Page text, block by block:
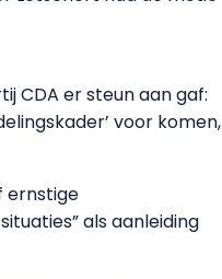
CDA er steun aan gaf:
voor komen,
ernstige
als aanleiding